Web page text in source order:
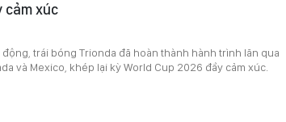
cảm xúc
động, trái bóng Trionda đã hoàn thành hành trình lăn qua
và Mexico, khép lại kỳ World Cup 2026 đầy cảm xúc.